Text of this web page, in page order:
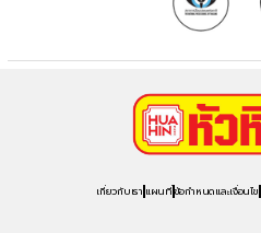
เกี่ยวกับเรา แผนที่ ข้อกำหนดและเงื่อนไข